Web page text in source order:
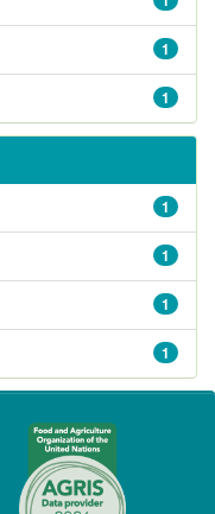
1
1
1
1
1
1